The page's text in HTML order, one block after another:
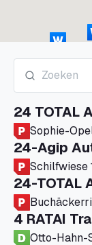
24 TOTAL
Sophie-
24-Agip
Schilfwiese
24-TOTAL
4 RATAI